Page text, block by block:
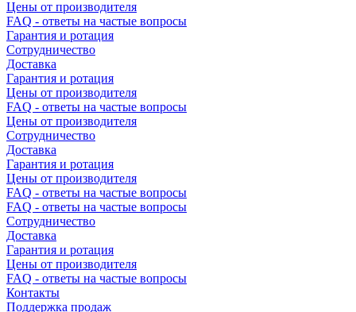
Цены от производителя
FAQ - ответы на частые вопросы
Гарантия и ротация
Сотрудничество
Доставка
Гарантия и ротация
Цены от производителя
FAQ - ответы на частые вопросы
Цены от производителя
Сотрудничество
Доставка
Гарантия и ротация
Цены от производителя
FAQ - ответы на частые вопросы
FAQ - ответы на частые вопросы
Сотрудничество
Доставка
Гарантия и ротация
Цены от производителя
FAQ - ответы на частые вопросы
Контакты
Поддержка продаж